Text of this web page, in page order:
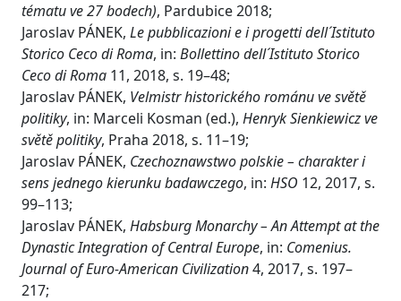
tématu ve 27 bodech), Pardubice 2018;
Jaroslav PÁNEK, Le pubblicazioni e i progetti dell´Istituto
Storico Ceco di Roma, in: Bollettino dell´Istituto Storico
Ceco di Roma 11, 2018, s. 19–48;
Jaroslav PÁNEK, Velmistr historického románu ve světě
politiky, in: Marceli Kosman (ed.), Henryk Sienkiewicz ve
světě politiky, Praha 2018, s. 11–19;
Jaroslav PÁNEK, Czechoznawstwo polskie – charakter i
sens jednego kierunku badawczego, in: HSO 12, 2017, s.
99–113;
Jaroslav PÁNEK, Habsburg Monarchy – An Attempt at the
Dynastic Integration of Central Europe, in: Comenius.
Journal of Euro-American Civilization4, 2017, s. 197–
217;